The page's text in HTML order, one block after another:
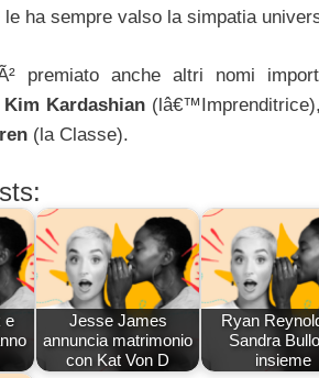
ha sempre valso la simpatia
premiato anche altri nomi
Kim Kardashian(lâ€™Imprenditrice),
(la Classe).
e
Jesse James
annuncia matrimonio
con Kat Von D
Ryan
Sandra
insieme